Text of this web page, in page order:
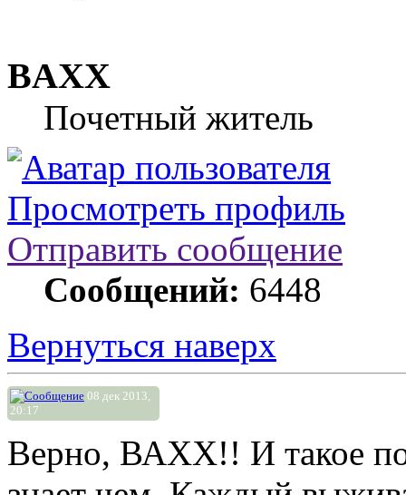
BAXX
Почетный житель
Просмотреть профиль
Отправить сообщение
Сообщений: 6448
Вернуться наверх
08 дек 2013,
20:17
Верно, ВАХХ!! И такое